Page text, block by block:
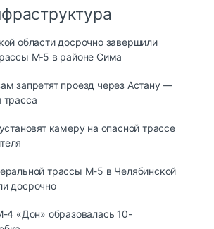
области досрочно завершили
М‑5 в районе Сима
запретят проезд через Астану —
трасса
камеру на опасной трассе
трассы М-5 в Челябинской
досрочно
4 «Дон» образовалась 10-